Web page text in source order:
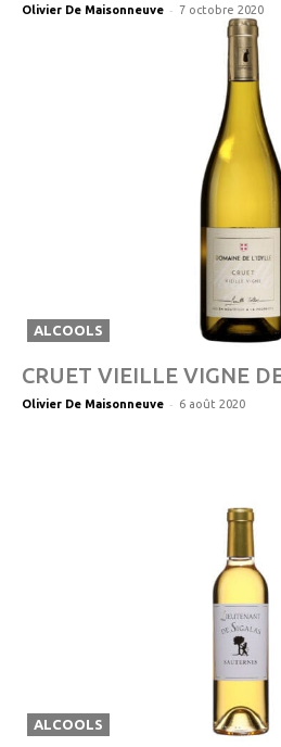
Olivier De Maisonneuve - 7 octobre 2020
ALCOOLS
CRUET VIEILLE VIGNE
Olivier De Maisonneuve - 6 août 2020
ALCOOLS